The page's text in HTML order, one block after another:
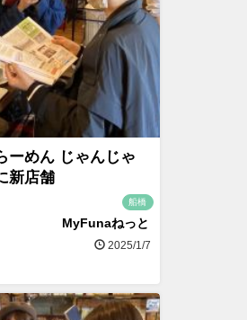
ーめん じゃんじゃ
新店舗
船橋
MyFunaねっと
2025/1/7